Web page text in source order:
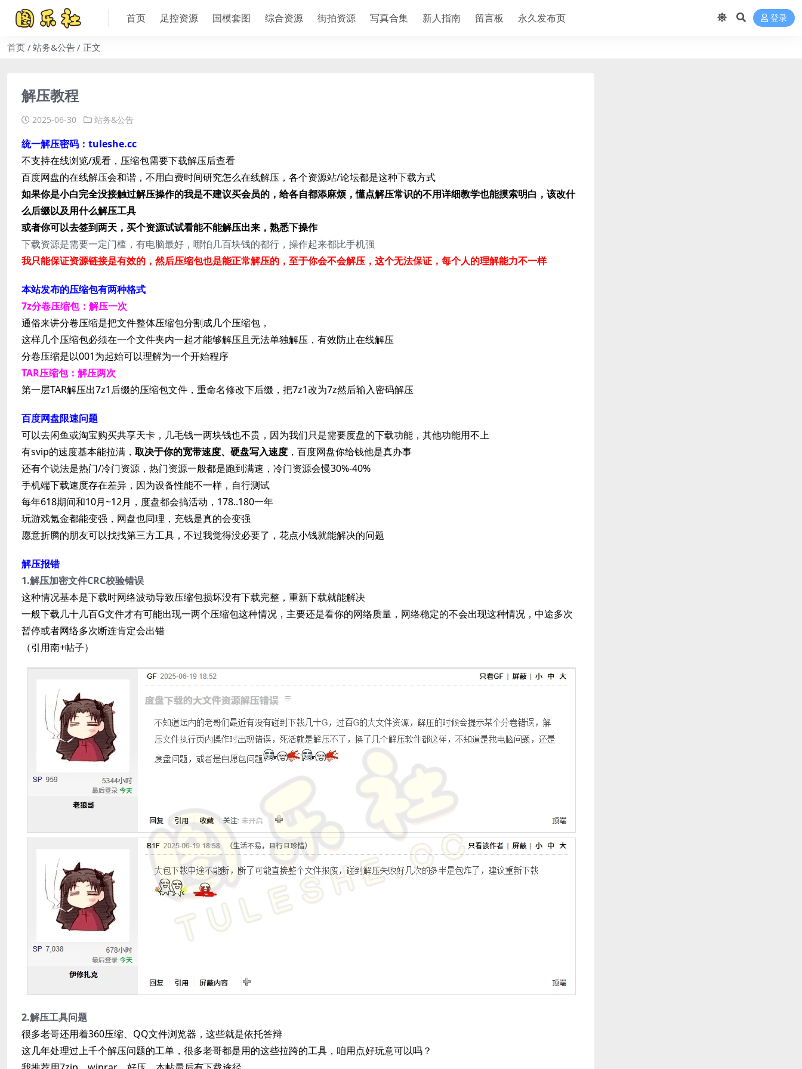
首页 足控资源 国模套图 综合资源 街拍资源 写真合集 新人指南 留言板 永久发布页 登录
首页 站务&公告 正文
解压教程
2025-06-30 站务&公告
统一解压密码：tuleshe.cc
不支持在线浏览/观看，压缩包需要下载解压后查看
百度网盘的在线解压会和谐，不用白费时间研究怎么在线解压，各个资源站/论坛都是这种下载方式
如果你是小白完全没接触过解压操作的我是不建议买会员的，给各自都添麻烦，懂点解压常识的不用详细教学也能摸索明白，该改什
么后缀以及用什么解压工具
或者你可以去签到两天，买个资源试试看能不能解压出来，熟悉下操作
下载资源是需要一定门槛，有电脑最好，哪怕几百块钱的都行，操作起来都比手机强
我只能保证资源链接是有效的，然后压缩包也是能正常解压的，至于你会不会解压，这个无法保证，每个人的理解能力不一样
本站发布的压缩包有两种格式
7z分卷压缩包：解压一次
通俗来讲分卷压缩是把文件整体压缩包分割成几个压缩包，
这样几个压缩包必须在一个文件夹内一起才能够解压且无法单独解压，有效防止在线解压
分卷压缩是以001为起始可以理解为一个开始程序
TAR压缩包：解压两次
第一层TAR解压出7z1后缀的压缩包文件，重命名修改下后缀，把7z1改为7z然后输入密码解压
百度网盘限速问题
可以去闲鱼或淘宝购买共享天卡，几毛钱一两块钱也不贵，因为我们只是需要度盘的下载功能，其他功能用不上
有svip的速度基本能拉满， 取决于你的宽带速度、硬盘写入速度 ，百度网盘你给钱他是真办事
还有个说法是热门/冷门资源，热门资源一般都是跑到满速，冷门资源会慢30%-40%
手机端下载速度存在差异，因为设备性能不一样，自行测试
每年618期间和10月~12月，度盘都会搞活动，178..180一年
玩游戏氪金都能变强，网盘也同理，充钱是真的会变强
愿意折腾的朋友可以找找第三方工具，不过我觉得没必要了，花点小钱就能解决的问题
解压报错
1.解压加密文件CRC校验错误
这种情况基本是下载时网络波动导致压缩包损坏没有下载完整，重新下载就能解决
一般下载几十几百G文件才有可能出现一两个压缩包这种情况，主要还是看你的网络质量，网络稳定的不会出现这种情况，中途多次
暂停或者网络多次断连肯定会出错
（引用南+帖子）
2.解压工具问题
很多老哥还用着360压缩、QQ文件浏览器，这些就是依托答辩
这几年处理过上千个解压问题的工单，很多老哥都是用的这些拉跨的工具，咱用点好玩意可以吗？